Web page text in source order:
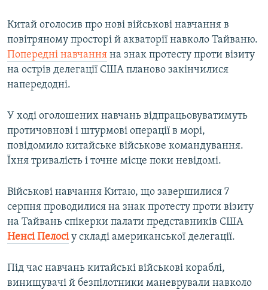
Усі сайти RFE/RL
Китай оголосив про нові військові навчання в
повітряному просторі й акваторії навколо Тайваню.
Попередні навчання на знак протесту проти візиту
на острів делегації США планово закінчилися
напередодні.
У ході оголошених навчань відпрацьовуватимуть
протичовнові і штурмові операції в морі,
повідомило китайське військове командування.
Їхня тривалість і точне місце поки невідомі.
Військові навчання Китаю, що завершилися 7
серпня проводилися на знак протесту проти візиту
на Тайвань спікерки палати представників США
Ненсі Пелосіу складі американської делегації.
Під час навчань китайські військові кораблі,
винищувачі й безпілотники маневрували навколо